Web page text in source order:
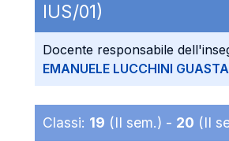
IUS/01)
Docente responsabile
EMANUELE LUCCHINI
Classi: 19 (II sem.) - 20 (II